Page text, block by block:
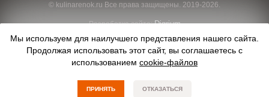
© kulinarenok.ru Все права защищены. 2019-2026.
Разработка сайта:Digrium
Мы используем для наилучшего представления нашего сайта.
Продолжая использовать этот сайт, вы соглашаетесь с
использованием cookie-файлов
ПРИНЯТЬ ОТКАЗАТЬСЯ